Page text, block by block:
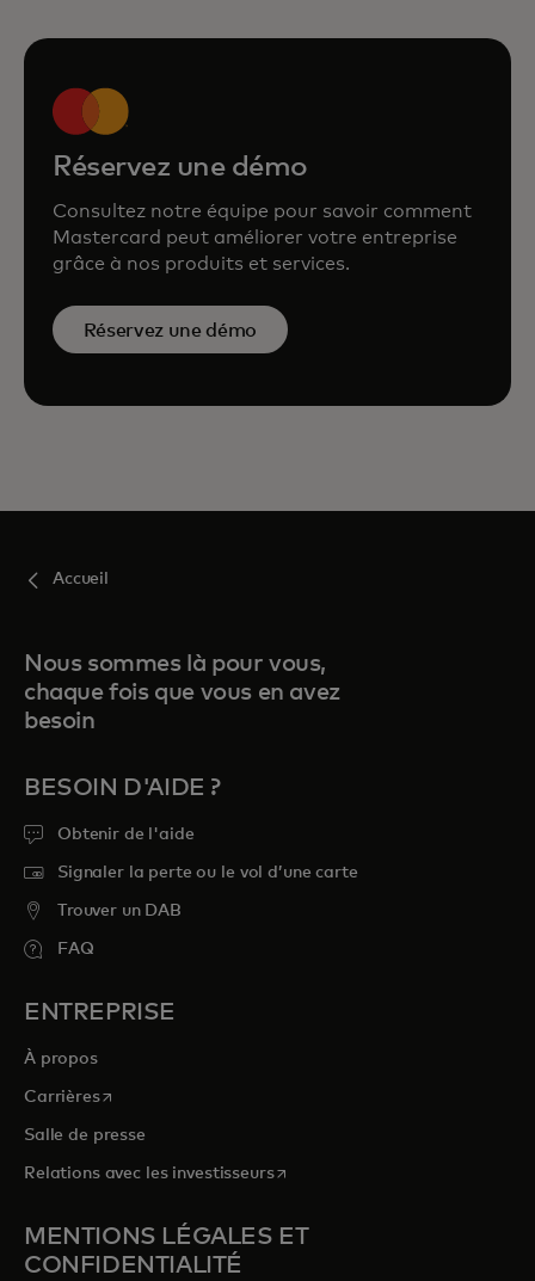
Réservez une démo
Consultez notre équipe pour savoir comment
Mastercard peut améliorer votre entreprise
grâce à nos produits et services.
Réservez une démo
Accueil
Nous sommes là pour vous,
chaque fois que vous en avez
besoin
BESOIN D'AIDE ?
Obtenir de l'aide
Signaler la perte ou le vol d’une carte
Trouver un DAB
FAQ
ENTREPRISE
À propos
Carrièress’ouvre dans un nouvel onglet
Salle de presse
Relations avec les investisseurss’ouvre dans un nouvel onglet
MENTIONS LÉGALES ET
CONFIDENTIALITÉ